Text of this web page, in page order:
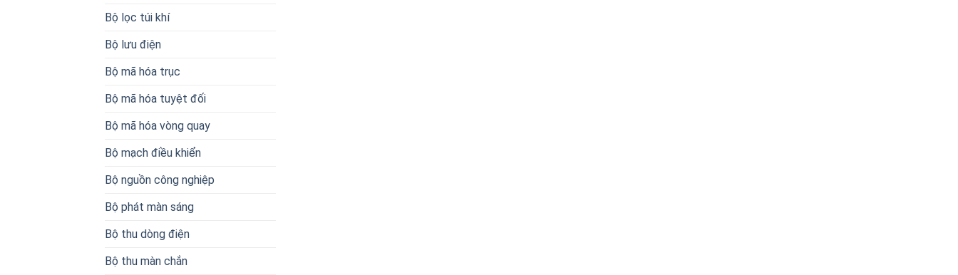
Bộ lọc túi khí
Bộ lưu điện
Bộ mã hóa trục
Bộ mã hóa tuyệt đối
Bộ mã hóa vòng quay
Bộ mạch điều khiển
Bộ nguồn công nghiệp
Bộ phát màn sáng
Bộ thu dòng điện
Bộ thu màn chắn